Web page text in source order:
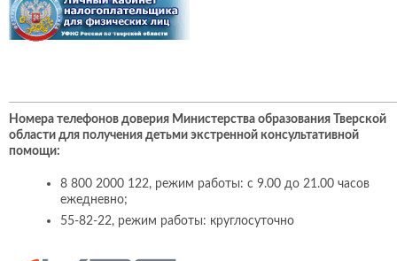
Номера телефонов доверия Министерства образования Тверской
области для получения детьми экстренной консультативной
помощи:
8 800 2000 122, режим работы: с 9.00 до 21.00 часов
ежедневно;
55-82-22, режим работы: круглосуточно